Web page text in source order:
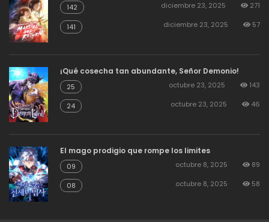
142 diciembre 23, 2025 271
141 diciembre 23, 2025 57
¡Qué cosecha tan abundante, Señor Demonio!
25 octubre 23, 2025 143
24 octubre 23, 2025 46
El mago prodigio que rompe los limites
09 octubre 8, 2025 89
08 octubre 8, 2025 58